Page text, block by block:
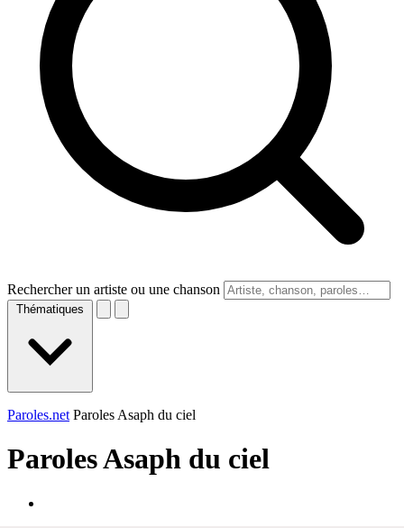
Rechercher un artiste ou une chanson
Thématiques
Paroles.net Paroles Asaph du ciel
ParolesAsaph du ciel